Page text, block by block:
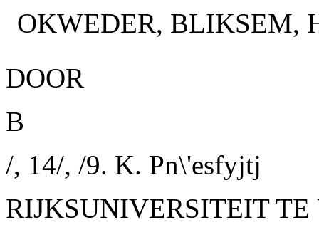
OKWEDER, BLIKSEM,
DOOR
B
/, 14/, /9. K. Pn\'esfyjtj
RIJKSUNIVERSITEIT TE